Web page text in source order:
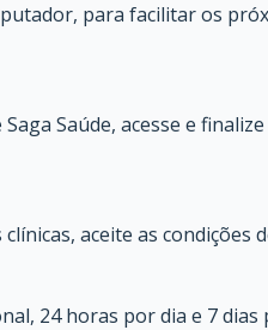
para facilitar os
Saúde, acesse e
aceite as condições
24 horas por dia e 7